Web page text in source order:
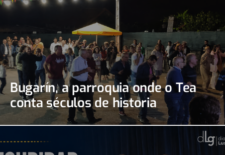
Bugarín, a parroquia onde o Tea
conta séculos de historia